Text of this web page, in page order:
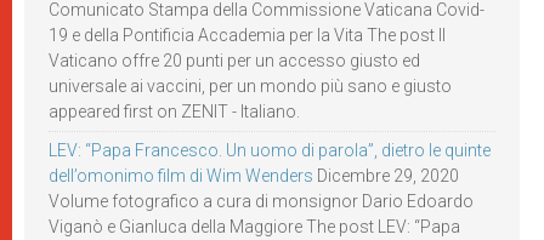
Comunicato Stampa della Commissione Vaticana Covid-
19 e della Pontificia Accademia per la Vita The post Il
Vaticano offre 20 punti per un accesso giusto ed
universale ai vaccini, per un mondo più sano e giusto
appeared first on ZENIT - Italiano.
LEV: “Papa Francesco. Un uomo di parola”, dietro le quinte
dell’omonimo film di Wim Wenders Dicembre 29, 2020
Volume fotografico a cura di monsignor Dario Edoardo
Viganò e Gianluca della Maggiore The post LEV: “Papa